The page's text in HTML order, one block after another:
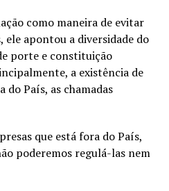
como maneira de evitar
apontou a diversidade do
porte e constituição
a existência de
do País, as chamadas
que está fora do País,
poderemos regulá-las nem